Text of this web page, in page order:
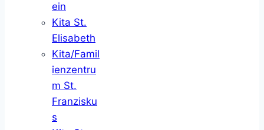
ein
Kita St.
Elisabeth
Kita/Famil
ienzentru
m St.
Franzisku
s